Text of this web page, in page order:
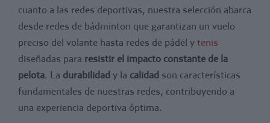
cuanto a las redes deportivas, nuestra selección abarca
desde redes de bádminton que garantizan un vuelo
preciso del volante hasta redes de pádel y tenis
diseñadas para resistir el impacto constante de la
pelota. La durabilidad y la calidad son características
fundamentales de nuestras redes, contribuyendo a
una experiencia deportiva óptima.